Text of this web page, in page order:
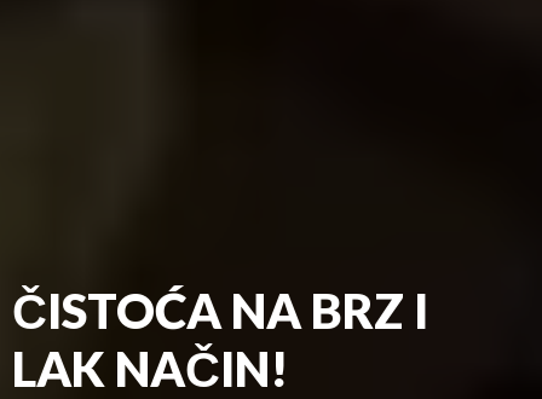
ČISTOĆA NA BRZ I
LAK NAČIN!